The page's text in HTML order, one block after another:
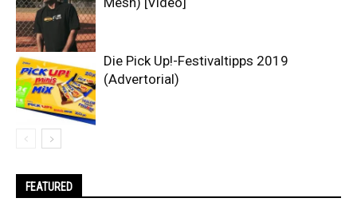
Die Pick Up!-Festivaltipps 2019
(Advertorial)
FEATURED